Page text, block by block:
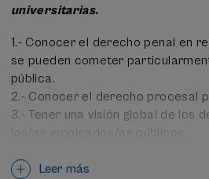
universitarias.
1.- Conocer el derecho penal en
se pueden cometer
pública.
2.- Conocer el derecho procesal
3.- Tener una visión global de los
los/as empleados/as públicos.
Leer más